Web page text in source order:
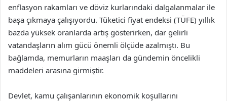
enflasyon rakamları ve döviz kurlarındaki dalgalanmalar ile
başa çıkmaya çalışıyordu. Tüketici fiyat endeksi (TÜFE) yıllık
bazda yüksek oranlarda artış gösterirken, dar gelirli
vatandaşların alım gücü önemli ölçüde azalmıştı. Bu
bağlamda, memurların maaşları da gündemin öncelikli
maddeleri arasına girmiştir.
Devlet, kamu çalışanlarının ekonomik koşullarını